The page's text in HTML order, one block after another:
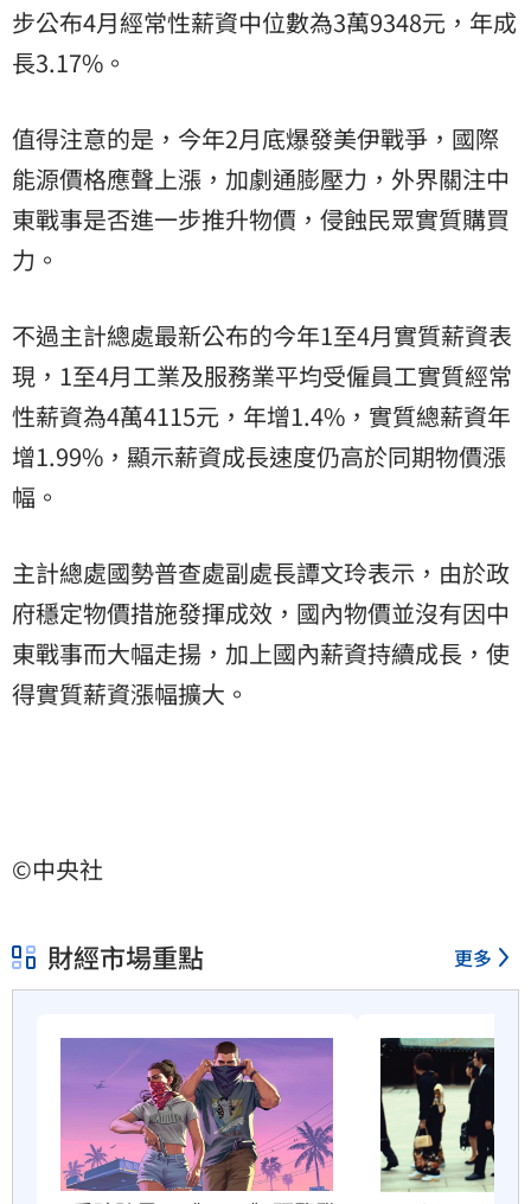
步公布4月經常性薪資中位數為3萬9348元，年成
長3.17%。
值得注意的是，今年2月底爆發美伊戰爭，國際
能源價格應聲上漲，加劇通膨壓力，外界關注中
東戰事是否進一步推升物價，侵蝕民眾實質購買
力。
不過主計總處最新公布的今年1至4月實質薪資表
現，1至4月工業及服務業平均受僱員工實質經常
性薪資為4萬4115元，年增1.4%，實質總薪資年
增1.99%，顯示薪資成長速度仍高於同期物價漲
幅。
主計總處國勢普查處副處長譚文玲表示，由於政
府穩定物價措施發揮成效，國內物價並沒有因中
東戰事而大幅走揚，加上國內薪資持續成長，使
得實質薪資漲幅擴大。
©中央社
財經市場重點 更多